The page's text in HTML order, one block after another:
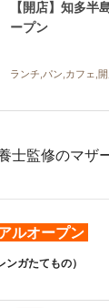
【開店】知多
ープン
ランチ,パン,カフェ,
士監修のマザ
ルオープン
ンガたてもの）